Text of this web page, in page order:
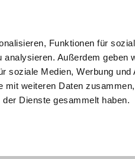
Funktionen für
Außerdem geben
soziale Medien, Werbung und
weiteren Daten
Dienste gesammelt haben.